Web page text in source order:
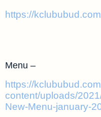
https://
Menu –
https://
content/uploads/
New-Menu-january-